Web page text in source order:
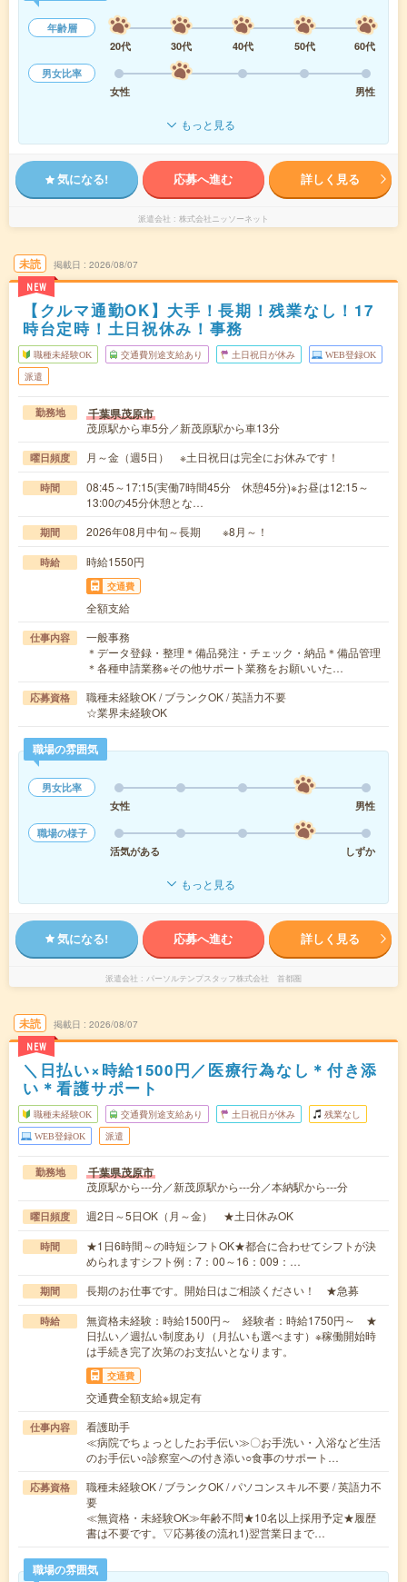
年齢層
20代
30代 40代 50代
60代
男女比率
女性
男性
もっと見る
気になる! 応募へ進む 詳しく見る
派遣会社 株式会社ニッソーネット
未読
NEW
掲載日 2026/08/07
【クルマ通勤OK】大手！長期！残業なし！17
時台定時！土日祝休み！事務
職種未経験OK 交通費別途支給あり 土日祝日が休み WEB登録OK
派遣
勤務地 千葉県茂原市
茂原駅から車5分／新茂原駅から車13分
曜日頻度 月～金（週5日） ※土日祝日は完全にお休みです！
時間
08:45～17:15(実働7時間45分 休憩45分)※お昼は12:15～
13:00の45分休憩とな…
期間 2026年08月中旬～長期 ※8月～！
時給 時給1550円
交通費
全額支給
仕事内容
一般事務
＊データ登録・整理＊備品発注・チェック・納品＊備品管理
＊各種申請業務※その他サポート業務をお願いいた…
応募資格
職種未経験OK / ブランクOK / 英語力不要
☆業界未経験OK
職場の雰囲気
男女比率
女性
男性
職場の様子
活気がある
しずか
もっと見る
気になる! 応募へ進む 詳しく見る
派遣会社 パーソルテンプスタッフ株式会社 首都圏
未読
NEW
掲載日 2026/08/07
＼日払い×時給1500円／医療行為なし＊付き添
い＊看護サポート
職種未経験OK 交通費別途支給あり 土日祝日が休み 残業なし
WEB登録OK 派遣
勤務地 千葉県茂原市
茂原駅から---分／新茂原駅から---分／本納駅から---分
曜日頻度 週2日～5日OK（月～金） ★土日休みOK
時間
★1日6時間～の時短シフトOK★都合に合わせてシフトが決
められますシフト例：7：00～16：009：…
期間 長期のお仕事です。開始日はご相談ください！ ★急募
時給
無資格未経験：時給1500円～ 経験者：時給1750円～ ★
日払い／週払い制度あり（月払いも選べます）※稼働開始時
は手続き完了次第のお支払いとなります。
交通費
交通費全額支給※規定有
仕事内容
看護助手
≪病院でちょっとしたお手伝い≫〇お手洗い・入浴など生活
のお手伝い○診察室への付き添い○食事のサポート…
応募資格
職種未経験OK / ブランクOK / パソコンスキル不要 / 英語力不
要
≪無資格・未経験OK≫年齢不問★10名以上採用予定★履歴
書は不要です。▽応募後の流れ1)翌営業日まで…
職場の雰囲気